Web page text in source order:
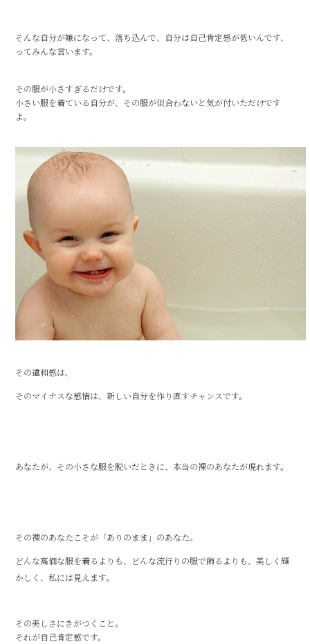
そんな自分が嫌になって、落ち込んで、自分は自己肯定感が低いんです、
ってみんな言います。
その服が小さすぎるだけです。
小さい服を着ている自分が、その服が似合わないと気が付いただけです
よ。
その違和感は、
そのマイナスな感情は、新しい自分を作り直すチャンスです。
あなたが、その小さな服を脱いだときに、本当の裸のあなたが現れます。
その裸のあなたこそが「ありのまま」のあなた。
どんな高価な服を着るよりも、どんな流行りの服で飾るよりも、美しく輝
かしく、私には見えます。
その美しさにきがつくこと。
それが自己肯定感です。